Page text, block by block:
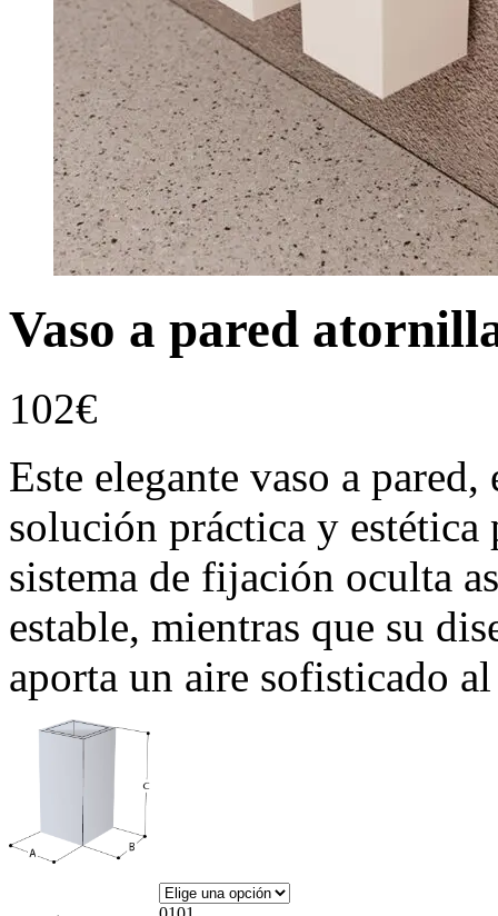
Vaso a pared
102€
Este elegante vaso a
solución práctica y estética
sistema de fijación oculta
estable, mientras que su
aporta un aire sofisticado